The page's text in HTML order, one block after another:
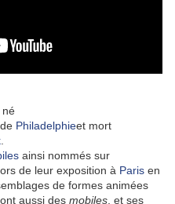
né
Philadelphieet mort
ainsi nommés sur
de leur exposition à Paris en
de formes animées
aussi des mobiles , et ses